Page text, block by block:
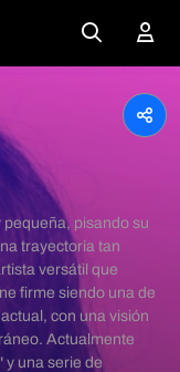
pisando su
trayectoria tan
versátil que
firme siendo una de
con una visión
Actualmente
y una serie de